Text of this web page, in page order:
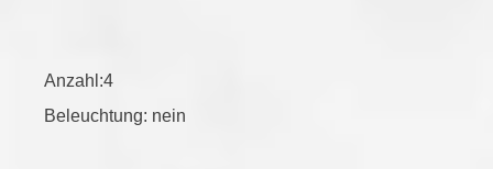
Anzahl:4
Beleuchtung: nein